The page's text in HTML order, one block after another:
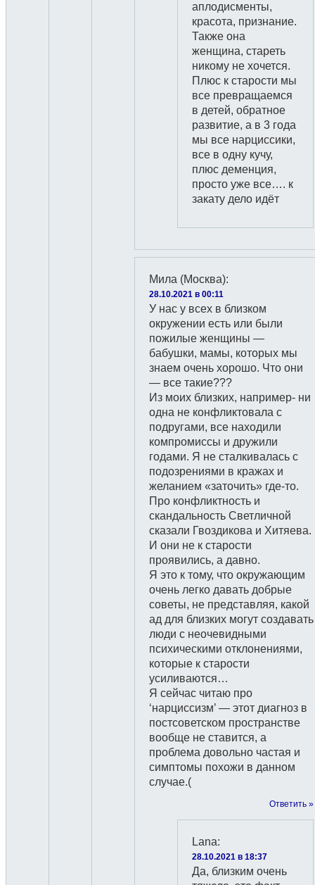
аплодисменты,
красота, признание.
Также она
женщина, стареть
никому не хочется.
Плюс к старости мы
все превращаемся
в детей, обратное
развитие, а в 3 года
мы все нарциссики,
все в одну кучу,
плюс деменция,
просто уже все…. к
закату дело идёт
Мила (Москва):
28.10.2021 в 00:11
У нас у всех в близком
окружении есть или были
пожилые женщины —
бабушки, мамы, которых мы
знаем очень хорошо. Что они
— все такие???
Из моих близких, например- ни
одна не конфликтовала с
подругами, все находили
компромиссы и дружили
годами. Я не сталкивалась с
подозрениями в кражах и
желанием «заточить» где-то.
Про конфликтность и
скандальность Светличной
сказали Гвоздикова и Хитяева.
И они не к старости
проявились, а давно.
Я это к тому, что окружающим
очень легко давать добрые
советы, не представляя, какой
ад для близких могут создавать
люди с неочевидными
психическими отклонениями,
которые к старости
усиливаются…
Я сейчас читаю про
‘нарциссизм’ — этот диагноз в
постсоветском пространстве
вообще не ставится, а
проблема довольно частая и
симптомы похожи в данном
случае.(
Ответить »
Lana:
28.10.2021 в 18:37
Да, близким очень